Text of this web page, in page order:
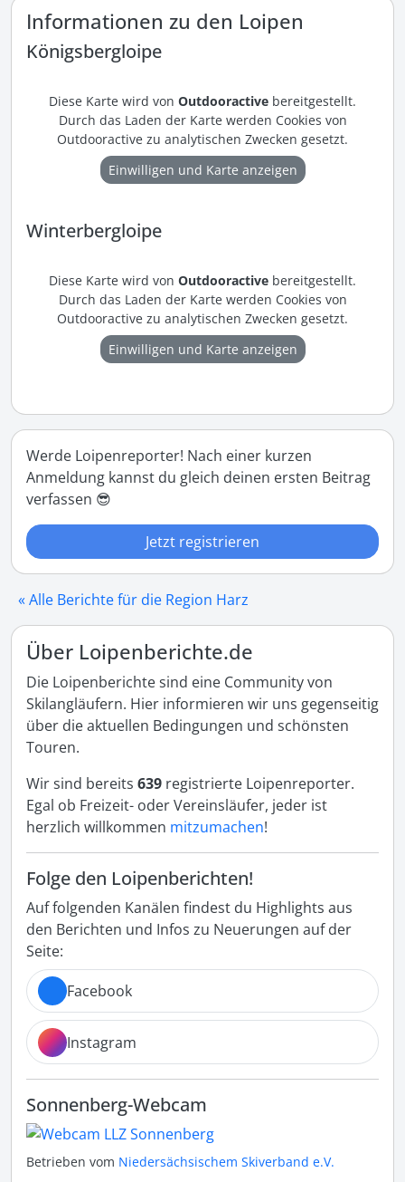
Informationen zu den Loipen
Königsbergloipe
Diese Karte wird von Outdooractive bereitgestellt.
Durch das Laden der Karte werden Cookies von
Outdooractive zu analytischen Zwecken gesetzt.
Einwilligen und Karte anzeigen
Winterbergloipe
Diese Karte wird von Outdooractive bereitgestellt.
Durch das Laden der Karte werden Cookies von
Outdooractive zu analytischen Zwecken gesetzt.
Einwilligen und Karte anzeigen
Werde Loipenreporter! Nach einer kurzen
Anmeldung kannst du gleich deinen ersten Beitrag
verfassen 😎
Jetzt registrieren
« Alle Berichte für die Region Harz
Über Loipenberichte.de
Die Loipenberichte sind eine Community von
Skilangläufern. Hier informieren wir uns gegenseitig
über die aktuellen Bedingungen und schönsten
Touren.
Wir sind bereits 639 registrierte Loipenreporter.
Egal ob Freizeit- oder Vereinsläufer, jeder ist
herzlich willkommen mitzumachen!
Folge den Loipenberichten!
Auf folgenden Kanälen findest du Highlights aus
den Berichten und Infos zu Neuerungen auf der
Seite:
Facebook
Instagram
Sonnenberg-Webcam
Betrieben vom Niedersächsischem Skiverband e.V.